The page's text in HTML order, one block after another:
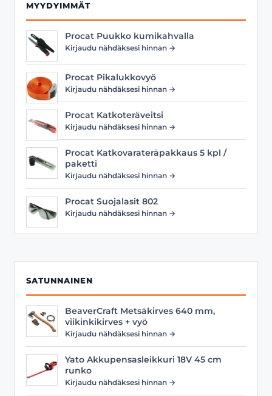
MYYDYIMMÄT
Procat Puukko kumikahvalla
Kirjaudu nähdäksesi hinnan →
Procat Pikalukkovyö
Kirjaudu nähdäksesi hinnan →
Procat Katkoteräveitsi
Kirjaudu nähdäksesi hinnan →
Procat Katkovarateräpakkaus 5 kpl /
paketti
Kirjaudu nähdäksesi hinnan →
Procat Suojalasit 802
Kirjaudu nähdäksesi hinnan →
SATUNNAINEN
BeaverCraft Metsäkirves 640 mm,
viikinkikirves + vyö
Kirjaudu nähdäksesi hinnan →
Yato Akkupensasleikkuri 18V 45 cm
runko
Kirjaudu nähdäksesi hinnan →